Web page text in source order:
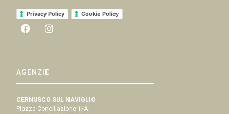
Privacy Policy Cookie Policy
AGENZIE
CERNUSCO SUL NAVIGLIO
Piazza Conciliazione 1/A